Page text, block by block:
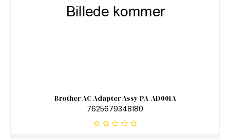
Brother AC Adapter Assy PA-AD001A
7625679348180